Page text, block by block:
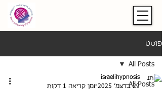
פוסט
All Posts
All Posts
israelihypnosis
29 בדצמ׳ 2025
זמן קריאה 1 דקות